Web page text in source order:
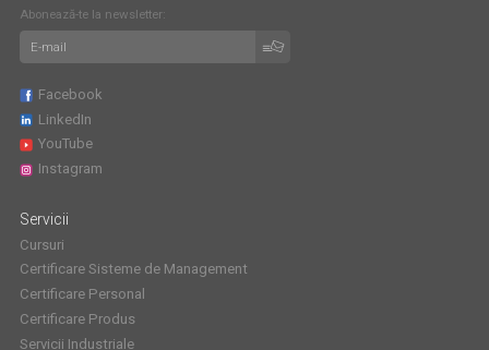
Servicii
Cursuri
Certificare Sisteme de Management
Certificare Personal
Certificare Produs
Servicii Industriale
Abonează-te la newsletter:
Facebook
LinkedIn
YouTube
Instagram